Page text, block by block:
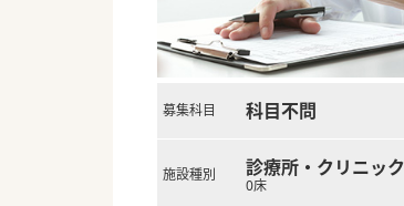
募集科目 科目不問
施設種別 診療所・クリニック
0床